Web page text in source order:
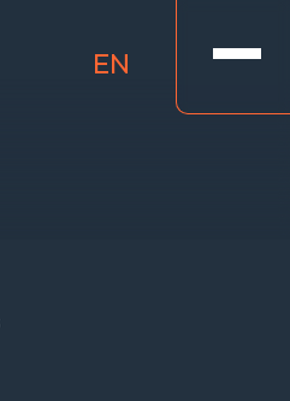
EN